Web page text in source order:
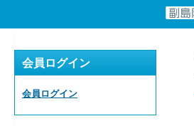
会員ログイン
会員ログイン